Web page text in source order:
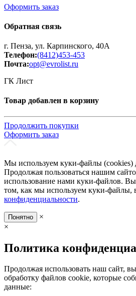
Оформить заказ
Обратная связь
г. Пенза, ул. Карпинского, 40А
Телефон:(8412)453-453
Почта:opt@evrolist.ru
ГК Лист
Товар добавлен в корзину
Продолжить покупки
Оформить заказ
Мы используем куки-файлы (cookies)
Продолжая пользоваться нашим
использование нами куки-файлов.
том, как мы используем куки-файлы,
конфиденциальности.
Понятно
×
×
Политика
Продолжая использовать наш сайт,
обработку файлов cookie, которые
данные: